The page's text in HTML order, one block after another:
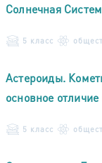
Солнечная
5 класс
Астероиды.
основное
5 класс